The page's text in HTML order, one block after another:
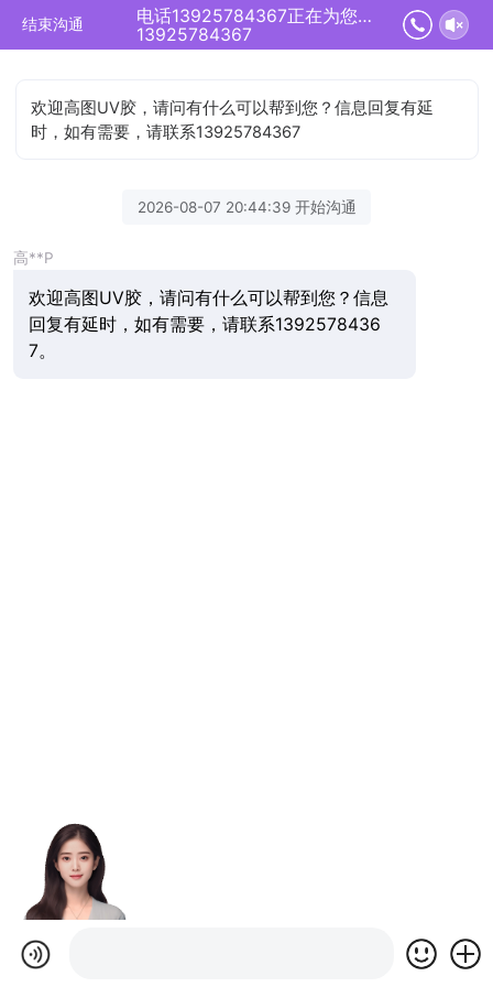
结束沟通
电话13925784367正在为您服务
13925784367
欢迎高图UV胶，请问有什么可以帮到您？信息回复有延
时，如有需要，请联系13925784367
2026-08-07 20:44:39 开始沟通
高**P
欢迎高图UV胶，请问有什么可以帮到您？信息
回复有延时，如有需要，请联系1392578436
7。